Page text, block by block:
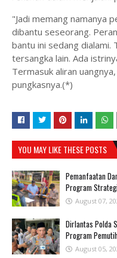
"Jadi memang namanya
dibantu seseorang.
bantu ini sedang dialami.
tersangka lain. Ada
Termasuk aliran
pungkasnya.(*)
YOU MAY LIKE THESE POSTS
Pemanfaatan
Program
August 07,
Dirlantas Polda
Program
August 05,